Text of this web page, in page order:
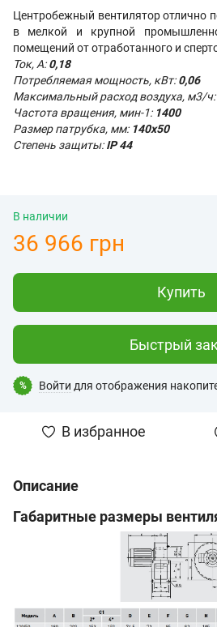
Центробежный вентилятор отлично
в мелкой и крупной
помещений от отработанного и
Ток, А:0,18
Потребляемая мощность, кВт:0,06
Максимальный расход воздуха, м3/ч:
Частота вращения, мин-1: 1400
Размер патрубка, мм: 140х50
Степень защиты:IP 44
В наличии
36 966 грн
Купить
Быстрый
% Войти для отображения
В избранное
Описание
Габаритные размеры